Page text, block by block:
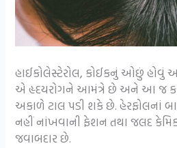
હાઈકોલેસ્ટેરોલ, કોઈકનું ઓછું હોવું
એ હૃદયરોગને આમંત્રે છે અને આ જ
અકાળે ટાલ પડી શકે છે. હેરફોલનાં
નહીં નાંખવાની ફેશન તથા જલદ
જવાબદાર છે.